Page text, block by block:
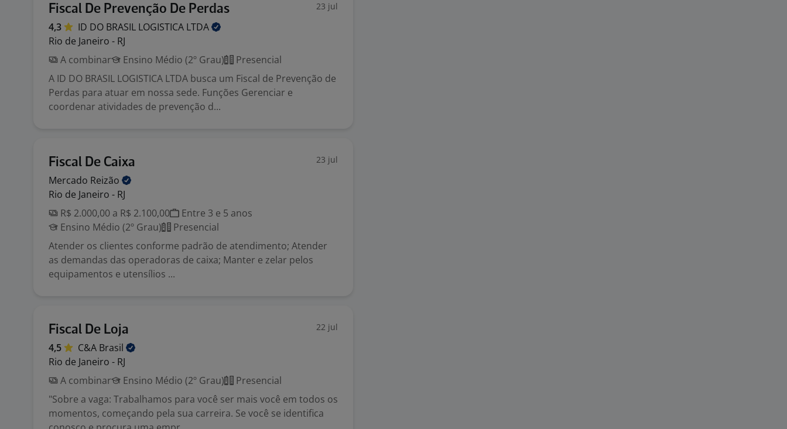
Fiscal De Prevenção De Perdas 23 jul
4,3 ID DO BRASIL LOGISTICA LTDA
Rio de Janeiro - RJ
A combinar
Ensino Médio (2º Grau)
Presencial
A ID DO BRASIL LOGISTICA LTDA busca um Fiscal de Prevenção de
Perdas para atuar em nossa sede. Funções Gerenciar e
coordenar atividades de prevenção d...
Fiscal De Caixa 23 jul
Mercado Reizão
Rio de Janeiro - RJ
R$ 2.000,00 a R$ 2.100,00
Entre 3 e 5 anos
Ensino Médio (2º Grau)
Presencial
Atender os clientes conforme padrão de atendimento; Atender
as demandas das operadoras de caixa; Manter e zelar pelos
equipamentos e utensílios ...
Fiscal De Loja 22 jul
4,5 C&A Brasil
Rio de Janeiro - RJ
A combinar
Ensino Médio (2º Grau)
Presencial
"Sobre a vaga: Trabalhamos para você ser mais você em todos os
momentos, começando pela sua carreira. Se você se identifica